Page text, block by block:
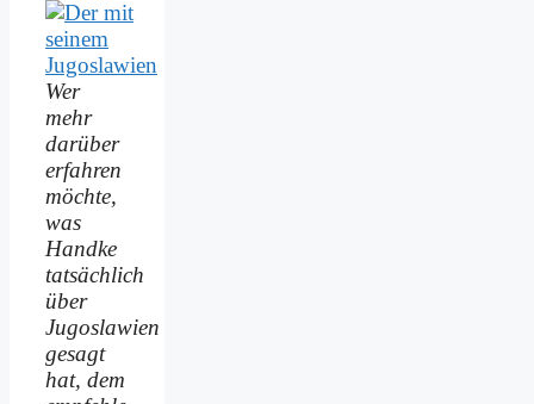
Wer
mehr
darüber
erfahren
möchte,
was
Handke
tatsächlich
über
Jugoslawien
gesagt
hat, dem